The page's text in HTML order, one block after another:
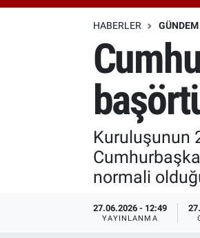
HABERLER GÜNDEM
Kuruluşunun
normali
27.06.2026 - 12:49
YAYINLANMA
Özel Haberler
Özel Haberler
Erişim Bilgileri
Haber Arşivi